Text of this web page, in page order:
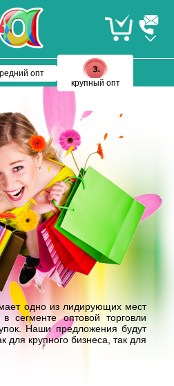
опт
крупный опт
одно из лидирующих мест
сегменте оптовой торговли
Наши предложения будут
для крупного бизнеса, так для